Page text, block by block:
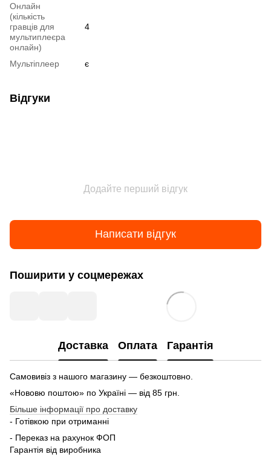
Онлайн
(кількість
гравців для
мультиплеєра
онлайн)
4
Мультіплеер є
Відгуки
Додайте перший відгук
Написати відгук
Поширити у соцмережах
Доставка Оплата Гарантія
Самовивіз з нашого магазину — безкоштовно.
«Нововю поштою» по Україні — від 85 грн.
Більше інформації про доставку
- Готівкою при отриманні
- Переказ на рахунок ФОП
Гарантія від виробника